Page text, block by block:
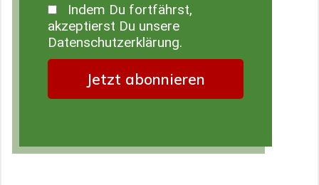
Indem Du fortfährst,
akzeptierst Du unsere
Datenschutzerklärung.